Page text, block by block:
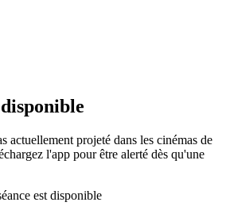
actuellement projeté dans les cinémas de
l'app pour être alerté dès qu'une
est disponible